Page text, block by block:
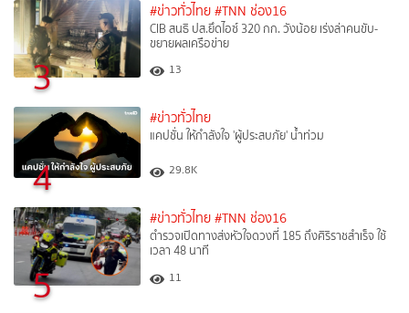
3
#ข่าวทั่วไทย #TNN ช่อง16
CIB สนธิ ปส.ยึดไอซ์ 320 กก. วังน้อย เร่งล่าคนขับ-
ขยายผลเครือข่าย
13
4
#ข่าวทั่วไทย
แคปชั่น ให้กำลังใจ 'ผู้ประสบภัย' น้ำท่วม
29.8K
5
#ข่าวทั่วไทย #TNN ช่อง16
ตำรวจเปิดทางส่งหัวใจดวงที่ 185 ถึงศิริราชสำเร็จ ใช้
เวลา 48 นาที
11